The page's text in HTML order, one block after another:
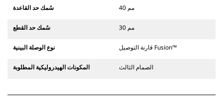
سُمك حد القاعدة 40 مم
سُمك حد القطع 30 مم
نوع الوصلة البينية قارنة التوصيل Fusion™
المكونات الهيدروليكية المطلوبة الصمام الثالث